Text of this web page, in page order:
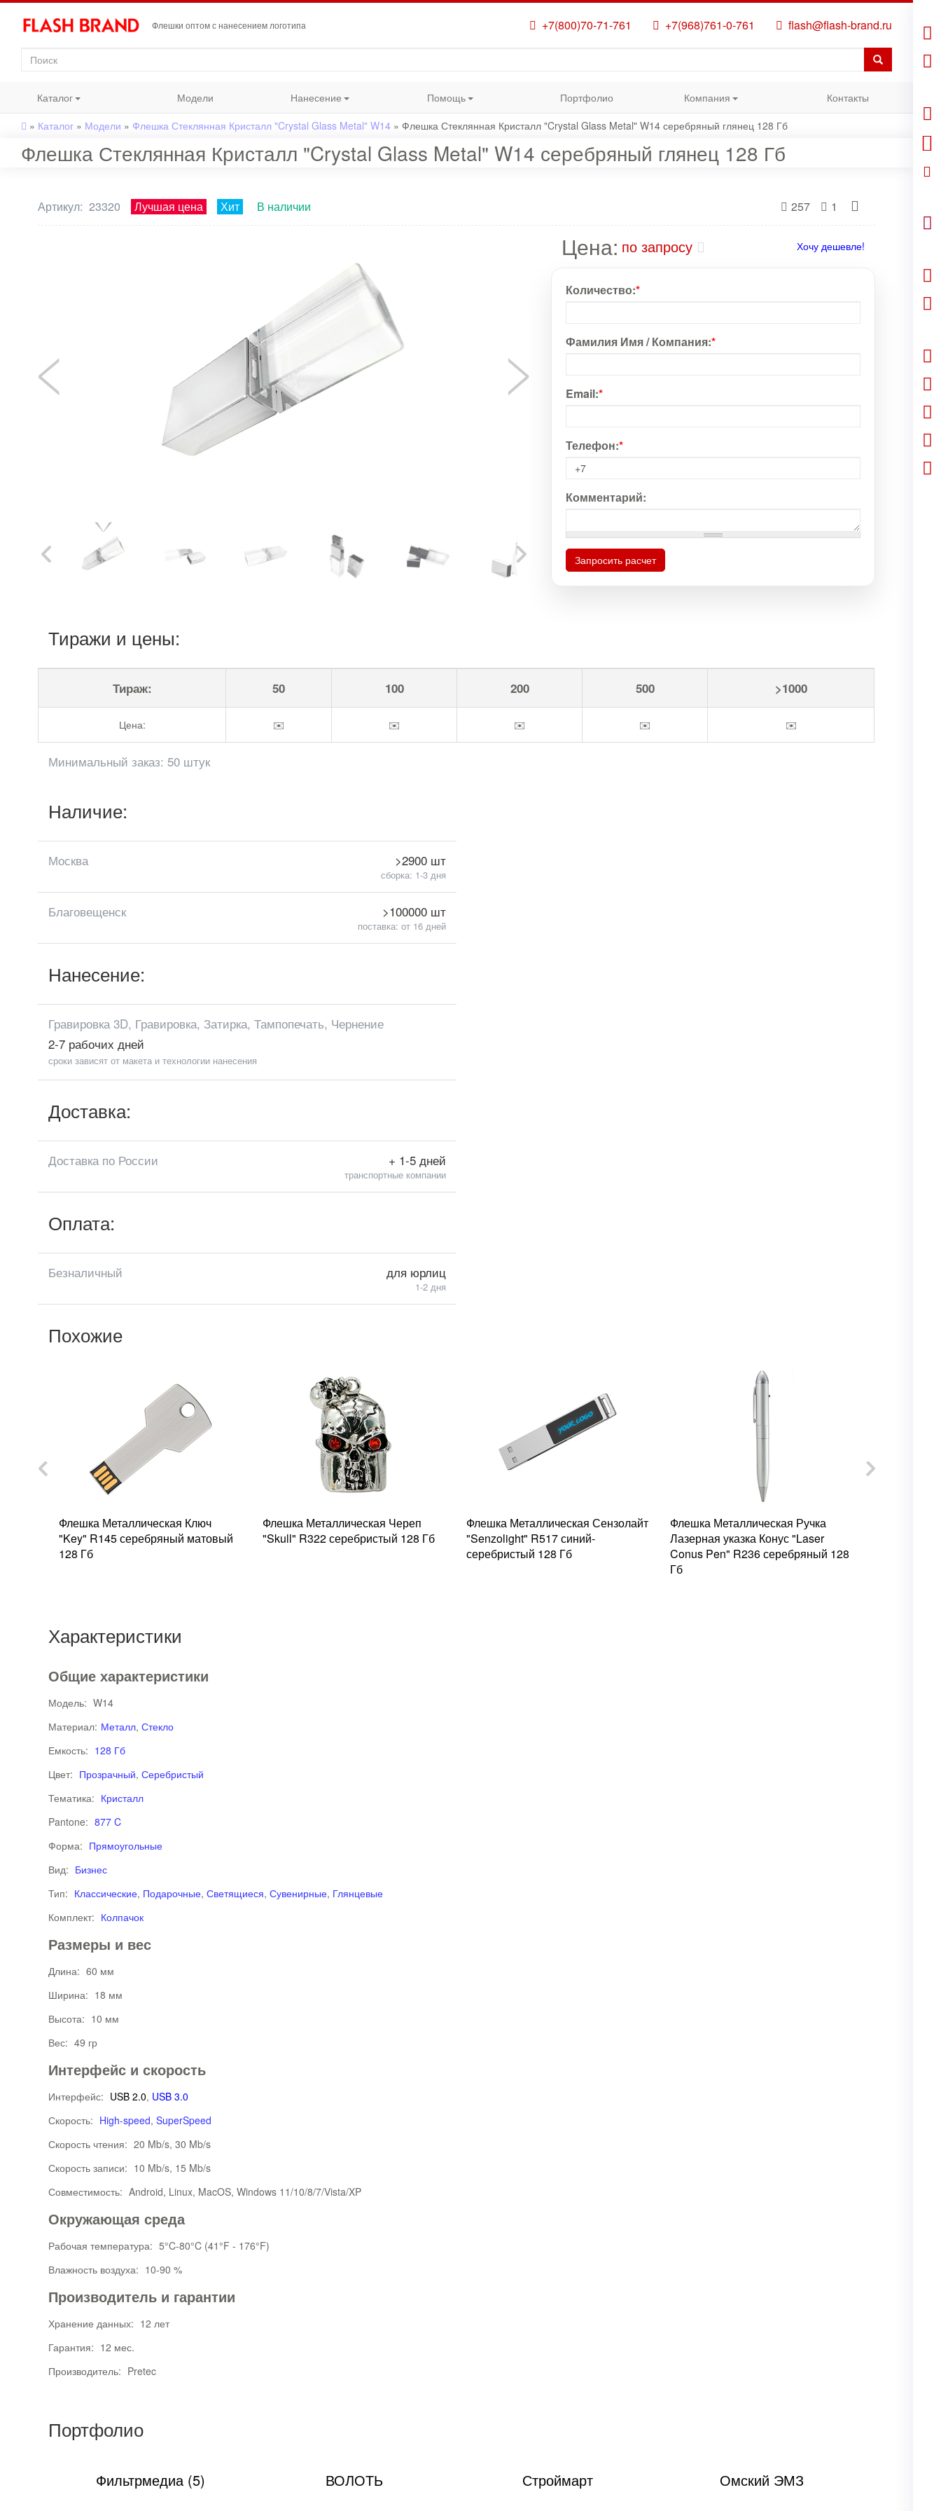
Флешки оптом с нанесением логотипа +7(800)70-71-761 +7(968)761-0-761 flash@flash-brand.ru
Каталог Модели Нанесение Помощь Портфолио Компания
Контакты
» Каталог » Модели » Флешка Стеклянная Кристалл "Crystal Glass Metal" W14 » Флешка Стеклянная Кристалл "Crystal Glass Metal" W14 серебряный глянец 128 Гб
Флешка Стеклянная Кристалл "Crystal Glass Metal" W14 серебряный глянец 128 Гб
Артикул: 23320 Лучшая цена Хит В наличии 257 1
Цена: по запросу Хочу дешевле!
Количество:*
Фамилия Имя / Компания:*
Email:*
Телефон:*
Комментарий:
Запросить расчет
Тиражи и цены:
Тираж: 50 100 200 500 >1000
Цена: ✉️ ✉️ ✉️ ✉️ ✉️
Минимальный заказ: 50 штук
Наличие:
Москва >2900 шт
сборка: 1-3 дня
Благовещенск >100000 шт
поставка: от 16 дней
Нанесение:
Гравировка 3D, Гравировка, Затирка, Тампопечать, Чернение
2-7 рабочих дней
сроки зависят от макета и технологии нанесения
Доставка:
Доставка по России + 1-5 дней
транспортные компании
Оплата:
Безналичный для юрлиц
1-2 дня
Похожие
Флешка Металлическая Ключ
"Key" R145 серебряный матовый
128 Гб
Флешка Металлическая Череп
"Skull" R322 серебристый 128 Гб
Флешка Металлическая Сензолайт
"Senzolight" R517 синий-
серебристый 128 Гб
Флешка Металлическая Ручка
Лазерная указка Конус "Laser
Conus Pen" R236 серебряный 128
Гб
Характеристики
Общие характеристики
Модель: W14
Материал: Металл,Стекло
Емкость: 128 Гб
Цвет: Прозрачный,Серебристый
Тематика: Кристалл
Pantone: 877 C
Форма: Прямоугольные
Вид: Бизнес
Тип: Классические, Подарочные,Светящиеся,Сувенирные, Глянцевые
Комплект: Колпачок
Размеры и вес
Длина: 60 мм
Ширина: 18 мм
Высота: 10 мм
Вес: 49 гр
Интерфейс и скорость
Интерфейс: USB 2.0, USB 3.0
Скорость: High-speed,SuperSpeed
Скорость чтения: 20 Mb/s, 30 Mb/s
Скорость записи: 10 Mb/s, 15 Mb/s
Совместимость: Android, Linux, MacOS, Windows 11/10/8/7/Vista/XP
Окружающая среда
Рабочая температура: 5°C-80°C (41°F - 176°F)
Влажность воздуха: 10-90 %
Производитель и гарантии
Хранение данных: 12 лет
Гарантия: 12 мес.
Производитель: Pretec
Портфолио
Фильтрмедиа (5) ВОЛОТЬ Строймарт Омский ЭМЗ